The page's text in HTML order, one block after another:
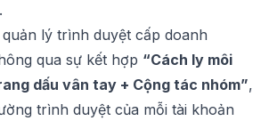
lý trình duyệt cấp doanh
qua sự kết hợp “Cách ly môi
dấu vân tay + Cộng tác nhóm”,
trình duyệt của mỗi tài khoản